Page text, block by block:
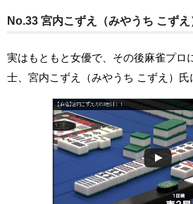
No.33 宮内こずえ（みやうち こずえ
実はもともと女優で、その後麻雀プロ
士、宮内こずえ（みやうち こずえ）氏